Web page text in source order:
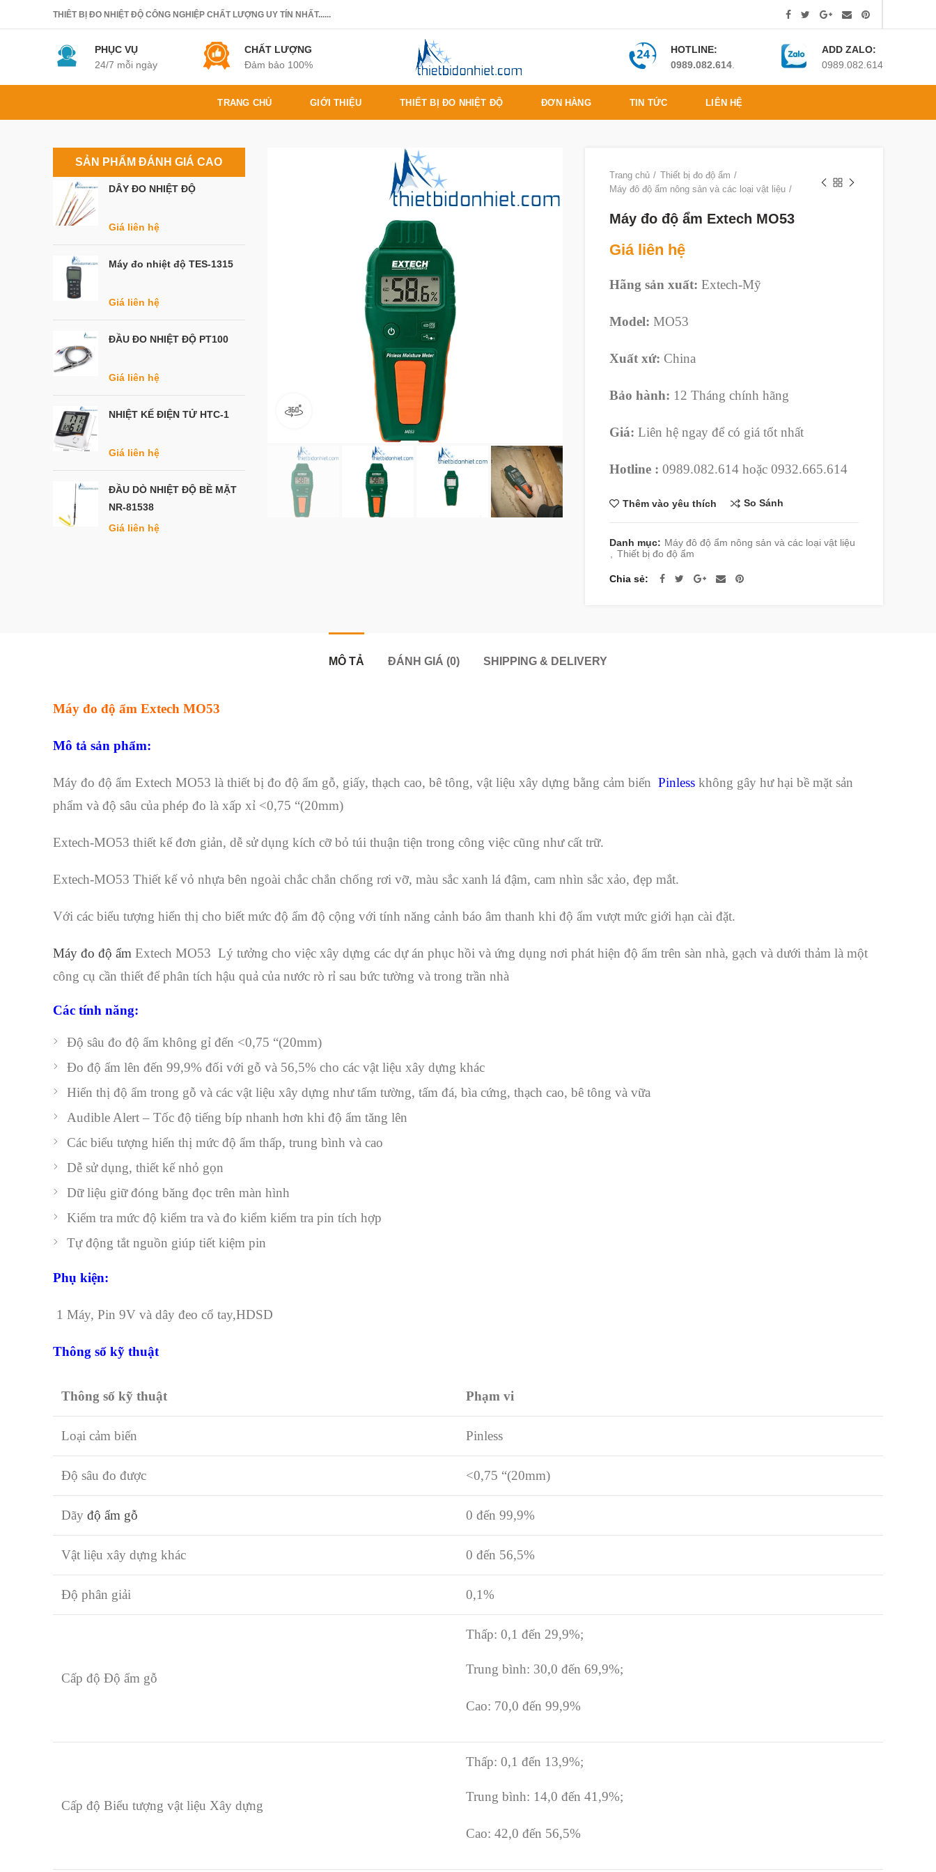
THIÊT BỊ ĐO NHIỆT ĐỘ CÔNG NGHIỆP CHẤT LƯỢNG UY TÍN NHẤT......
PHỤC VỤ
24/7 mỗi ngày
CHẤT LƯỢNG
Đảm bảo 100%
HOTLINE:
0989.082.614
ADD ZALO:
0989.082.614
TRANG CHỦ GIỚI THIỆU THIẾT BỊ ĐO NHIỆT ĐỘ ĐƠN HÀNG TIN TỨC LIÊN HỆ
360 product view
Trang chủ
Thiết bị đo độ ẩm
Máy đô độ ẩm nông sản và các loại vật liệu
Máy đo độ ẩm Extech MO53
Giá liên hệ
Hãng sản xuất: Extech-Mỹ
Model: MO53
Xuất xứ: China
Bảo hành: 12 Tháng chính hãng
Giá: Liên hệ ngay để có giá tốt nhất
Hotline : 0989.082.614 hoặc 0932.665.614
Thêm vào yêu thích So Sánh
Danh mục: Máy đô độ ẩm nông sản và các loại vật liệu
, Thiết bị đo độ ẩm
Chia sẻ
SẢN PHẨM ĐÁNH GIÁ CAO
DÂY ĐO NHIỆT ĐỘ
Giá liên hệ
Máy đo nhiệt độ TES-1315
Giá liên hệ
ĐẦU ĐO NHIỆT ĐỘ PT100
Giá liên hệ
NHIỆT KẾ ĐIỆN TỬ HTC-1
Giá liên hệ
ĐẦU DÒ NHIỆT ĐỘ BỀ MẶT
NR-81538
Giá liên hệ
MÔ TẢ ĐÁNH GIÁ (0) SHIPPING & DELIVERY
Máy đo độ ẩm Extech MO53
Mô tả sản phẩm:
Máy đo độ ẩm Extech MO53 là thiết bị đo độ ẩm gỗ, giấy, thạch cao, bê tông, vật liệu xây dựng bằng cảm biến Pinless không gây hư hại bề mặt sản
phẩm và độ sâu của phép đo là xấp xỉ <0,75 “(20mm)
Extech-MO53 thiết kế đơn giản, dễ sử dụng kích cỡ bỏ túi thuận tiện trong công việc cũng như cất trữ.
Extech-MO53 Thiết kế vỏ nhựa bên ngoài chắc chắn chống rơi vỡ, màu sắc xanh lá đậm, cam nhìn sắc xảo, đẹp mắt.
Với các biểu tượng hiển thị cho biết mức độ ẩm độ cộng với tính năng cảnh báo âm thanh khi độ ẩm vượt mức giới hạn cài đặt.
Máy đo độ ẩm Extech MO53 Lý tưởng cho việc xây dựng các dự án phục hồi và ứng dụng nơi phát hiện độ ẩm trên sàn nhà, gạch và dưới thảm là một
công cụ cần thiết để phân tích hậu quả của nước rò rỉ sau bức tường và trong trần nhà
Các tính năng:
Độ sâu đo độ ẩm không gỉ đến <0,75 “(20mm)
Đo độ ẩm lên đến 99,9% đối với gỗ và 56,5% cho các vật liệu xây dựng khác
Hiển thị độ ẩm trong gỗ và các vật liệu xây dựng như tấm tường, tấm đá, bìa cứng, thạch cao, bê tông và vữa
Audible Alert – Tốc độ tiếng bíp nhanh hơn khi độ ẩm tăng lên
Các biểu tượng hiển thị mức độ ẩm thấp, trung bình và cao
Dễ sử dụng, thiết kế nhỏ gọn
Dữ liệu giữ đóng băng đọc trên màn hình
Kiểm tra mức độ kiểm tra và đo kiểm kiểm tra pin tích hợp
Tự động tắt nguồn giúp tiết kiệm pin
Phụ kiện:
1 Máy, Pin 9V và dây đeo cổ tay,HDSD
Thông số kỹ thuật
Thông số kỹ thuật Phạm vi
Loại cảm biến Pinless
Độ sâu đo được <0,75 “(20mm)
Dãy độ ẩm gỗ 0 đến 99,9%
Vật liệu xây dựng khác 0 đến 56,5%
Độ phân giải 0,1%
Cấp độ Độ ẩm gỗ
Thấp: 0,1 đến 29,9%;
Trung bình: 30,0 đến 69,9%;
Cao: 70,0 đến 99,9%
Cấp độ Biểu tượng vật liệu Xây dựng
Thấp: 0,1 đến 13,9%;
Trung bình: 14,0 đến 41,9%;
Cao: 42,0 đến 56,5%